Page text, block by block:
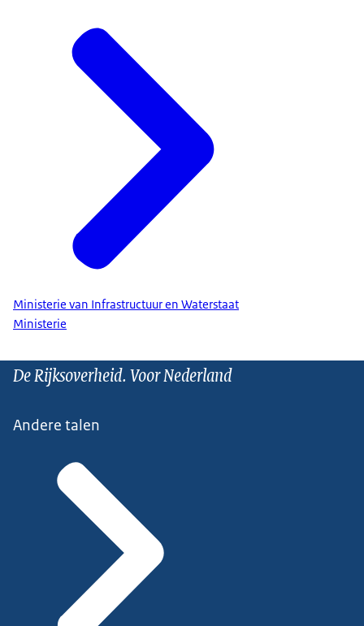
Ministerie van Infrastructuur en Waterstaat
Ministerie
De Rijksoverheid. Voor Nederland
Andere talen